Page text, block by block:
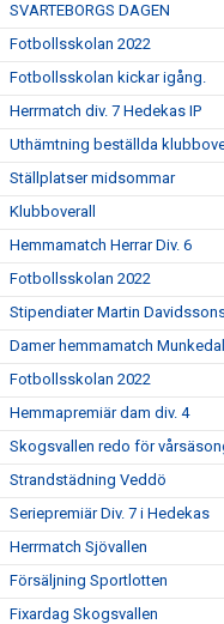
SVARTEBORGS DAGEN
Fotbollsskolan 2022
Fotbollsskolan kickar igång.
Herrmatch div. 7 Hedekas IP
Uthämtning beställda
Ställplatser midsommar
Klubboverall
Hemmamatch Herrar Div. 6
Fotbollsskolan 2022
Stipendiater Martin
Damer hemmamatch
Fotbollsskolan 2022
Hemmapremiär dam div. 4
Skogsvallen redo för
Strandstädning Veddö
Seriepremiär Div. 7 i Hedekas
Herrmatch Sjövallen
Försäljning Sportlotten
Fixardag Skogsvallen